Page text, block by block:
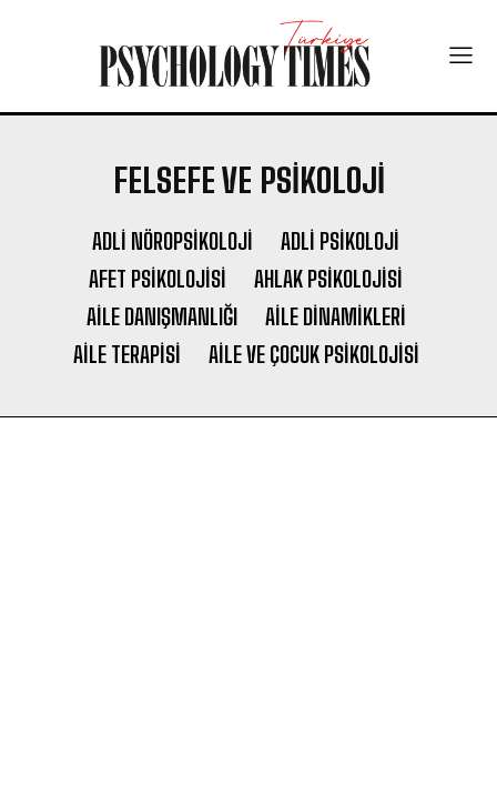
FELSEFE VE PSIKOLOJI
ADLI NÖROPSIKOLOJI
ADLI PSIKOLOJI
AFET PSIKOLOJISI
AHLAK PSIKOLOJISI
AILE DANIŞMANLIĞI
AILE DINAMIKLERI
AILE TERAPISI
AILE VE ÇOCUK PSIKOLOJISI